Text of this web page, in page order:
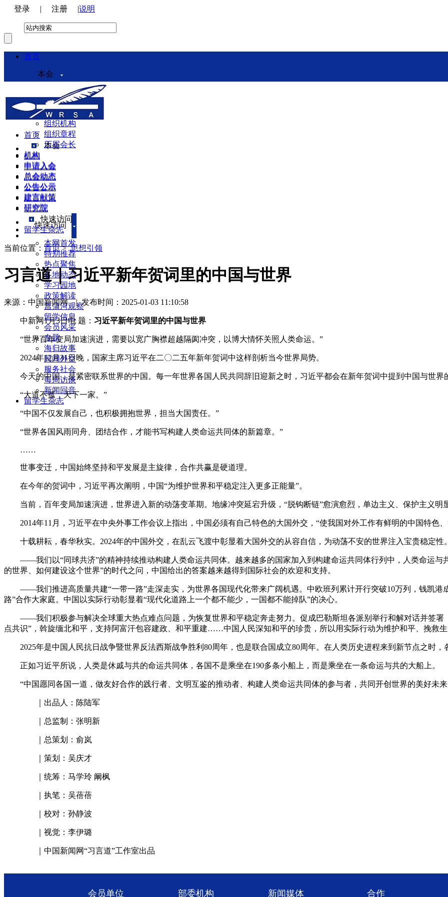
登录 | 注册 |说明
首页
本会
本会介绍
领导机构
理事会
组织机构
组织章程
历届会长
机构
申请入会
总会动态
公告公示
建言献策
研究院
快速访问
本网首发
特别推荐
热点聚焦
各地动态
学习园地
政策解读
菖蒲河观察
留学信息
会员风采
专题
海归故事
民间外交
服务社会
每周访谈
新闻回音
留学生杂志
首页
本会
机构
申请入会
总会动态
公告公示
建言献策
研究院
快速访问
留学生杂志
当前位置： 首页>思想引领
习言道｜习近平新年贺词里的中国与世界
来源：中国新闻网 |发布时间：2025-01-03 11:10:58
中新网1月3日电 题： 习近平新年贺词里的中国与世界
“世界百年变局加速演进，需要以宽广胸襟超越隔阂冲突，以博大情怀关照人类命运。”
2024年12月31日晚，国家主席习近平在二〇二五年新年贺词中这样剖析当今世界局势。
今天的中国，是紧密联系世界的中国。每一年世界各国人民共同辞旧迎新之时，习近平都会在新年贺词中提到中国与世界
“大道不孤，天下一家。”
“中国不仅发展自己，也积极拥抱世界，担当大国责任。”
“世界各国风雨同舟、团结合作，才能书写构建人类命运共同体的新篇章。”
……
世事变迁，中国始终坚持和平发展是主旋律，合作共赢是硬道理。
在今年的贺词中，习近平再次阐明，中国“为维护世界和平稳定注入更多正能量”。
当前，百年变局加速演进，世界进入新的动荡变革期。地缘冲突延宕升级，“脱钩断链”愈演愈烈，单边主义、保护主义
2014年11月，习近平在中央外事工作会议上指出，中国必须有自己特色的大国外交，“使我国对外工作有鲜明的中国特色
十载耕耘，春华秋实。2024年的中国外交，在乱云飞渡中彰显着大国外交的从容自信，为动荡不安的世界注入宝贵稳定性
——我们以“同球共济”的精神持续推动构建人类命运共同体。越来越多的国家加入到构建命运共同体行列中，人类命运与
的世界、如何建设这个世界”的时代之问，中国给出的答案越来越得到国际社会的欢迎和支持。
——我们推进高质量共建“一带一路”走深走实，为世界各国现代化带来广阔机遇。中欧班列累计开行突破10万列，钱凯港
路”合作大家庭。中国以实际行动彰显着“现代化道路上一个都不能少，一国都不能掉队”的决心。
——我们积极参与解决全球重大热点难点问题，为恢复世界和平稳定奔走努力。促成巴勒斯坦各派别举行和解对话并签署
点共识”，斡旋缅北和平，支持阿富汗包容建政、和平重建……中国人民深知和平的珍贵，所以用实际行动为维护和平、挽救
2025年是中国人民抗日战争暨世界反法西斯战争胜利80周年，也是联合国成立80周年。在人类历史进程来到新节点之时，
正如习近平所说，人类是休戚与共的命运共同体，各国不是乘坐在190多条小船上，而是乘坐在一条命运与共的大船上。
“中国愿同各国一道，做友好合作的践行者、文明互鉴的推动者、构建人类命运共同体的参与者，共同开创世界的美好未
｜出品人：陈陆军
｜总监制：张明新
｜总策划：俞岚
｜策划：吴庆才
｜统筹：马学玲 阚枫
｜执笔：吴蓓蓓
｜校对：孙静波
｜视觉：李伊璐
｜中国新闻网“习言道”工作室出品